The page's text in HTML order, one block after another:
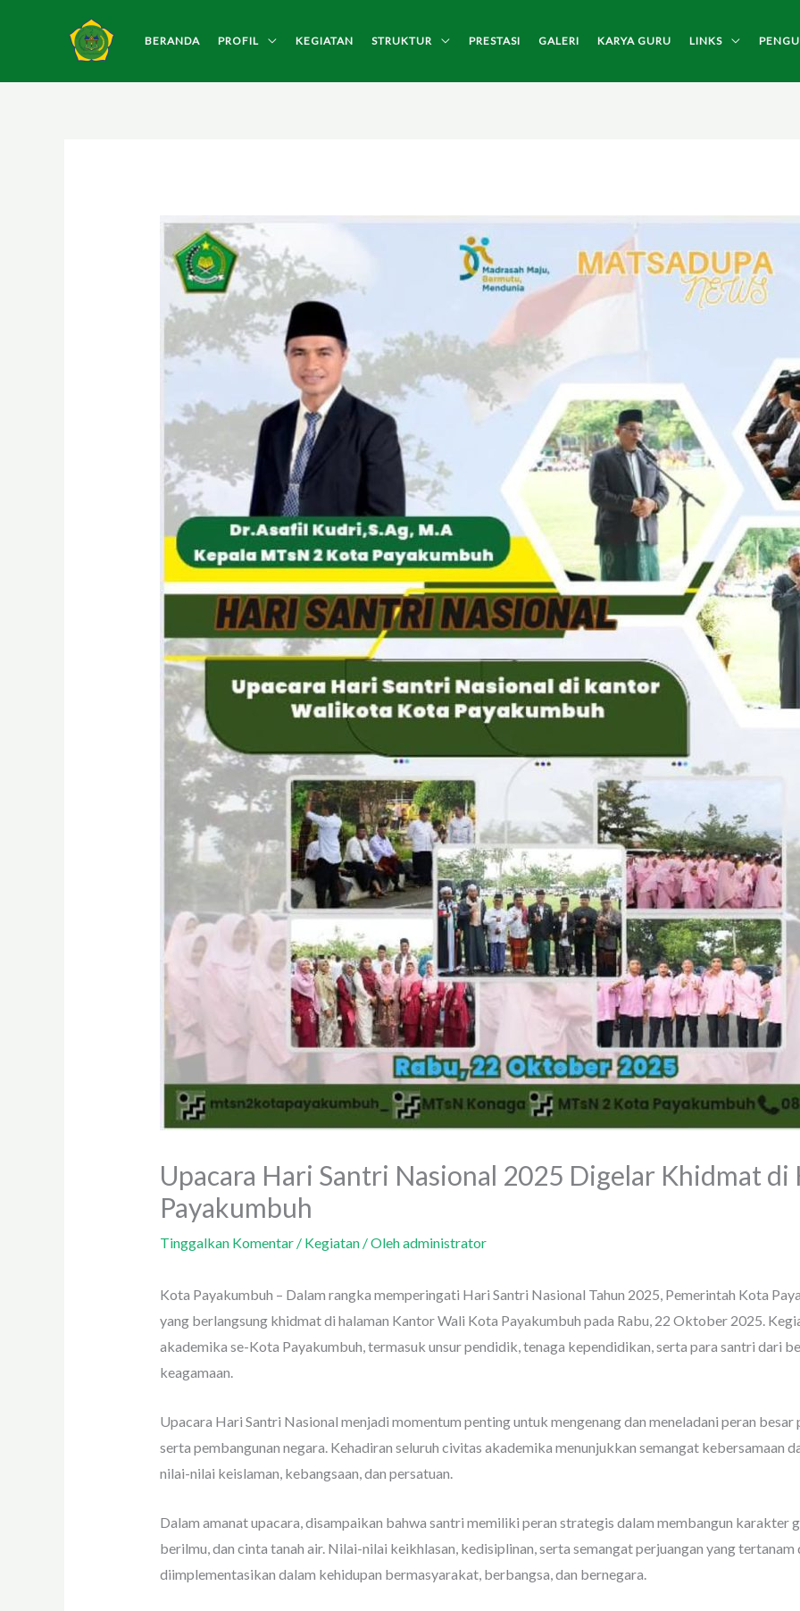
BERANDA PROFIL KEGIATAN STRUKTUR PRESTASI GALERI KARYA GURU LINKS
Upacara Hari Santri Nasional 2025 Digelar Khidmat
Payakumbuh
Tinggalkan Komentar / Kegiatan/ Olehadministrator
Kota Payakumbuh – Dalam rangka memperingati Hari Santri Nasional Tahun 2025, Pemerintah Kota
yang berlangsung khidmat di halaman Kantor Wali Kota Payakumbuh pada Rabu, 22 Oktober 2025.
akademika se-Kota Payakumbuh, termasuk unsur pendidik, tenaga kependidikan, serta para santri dari
keagamaan.
Upacara Hari Santri Nasional menjadi momentum penting untuk mengenang dan meneladani peran
serta pembangunan negara. Kehadiran seluruh civitas akademika menunjukkan semangat kebersamaan
nilai-nilai keislaman, kebangsaan, dan persatuan.
Dalam amanat upacara, disampaikan bahwa santri memiliki peran strategis dalam membangun karakter
berilmu, dan cinta tanah air. Nilai-nilai keikhlasan, kedisiplinan, serta semangat perjuangan yang
diimplementasikan dalam kehidupan bermasyarakat, berbangsa, dan bernegara.